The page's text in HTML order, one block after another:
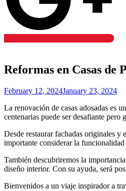
Reformas en Casas de
February 12, 2024January 23, 2024
La renovación de casas adosadas es
centenarias puede ser desafiante pero
Desde restaurar fachadas originales y
importante considerar la
También descubriremos la
diseño interior. Con su ayuda, será
Bienvenidos a un viaje inspirador a